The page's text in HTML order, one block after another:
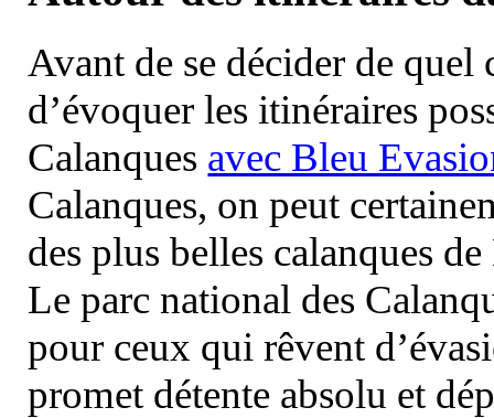
Avant de se décider de
d’évoquer les itinéraires
Calanques avec Bleu
Calanques, on peut
des plus belles calanques
Le parc national des
pour ceux qui rêvent
promet détente absolu et